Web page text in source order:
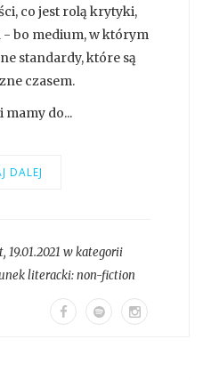
co jest rolą krytyki,
- bo medium, w którym
standardy, które są
czasem.
mamy do...
DALEJ
, 19.01.2021 w kategorii
literacki:non-fiction